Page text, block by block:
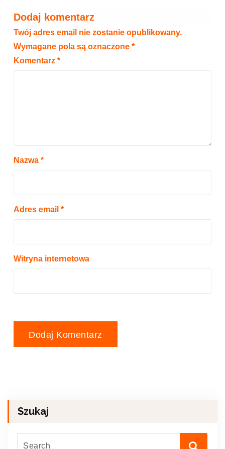
Dodaj komentarz
Twój adres email nie zostanie opublikowany.
Wymagane pola są oznaczone *
Komentarz *
Nazwa *
Adres email *
Witryna internetowa
Szukaj